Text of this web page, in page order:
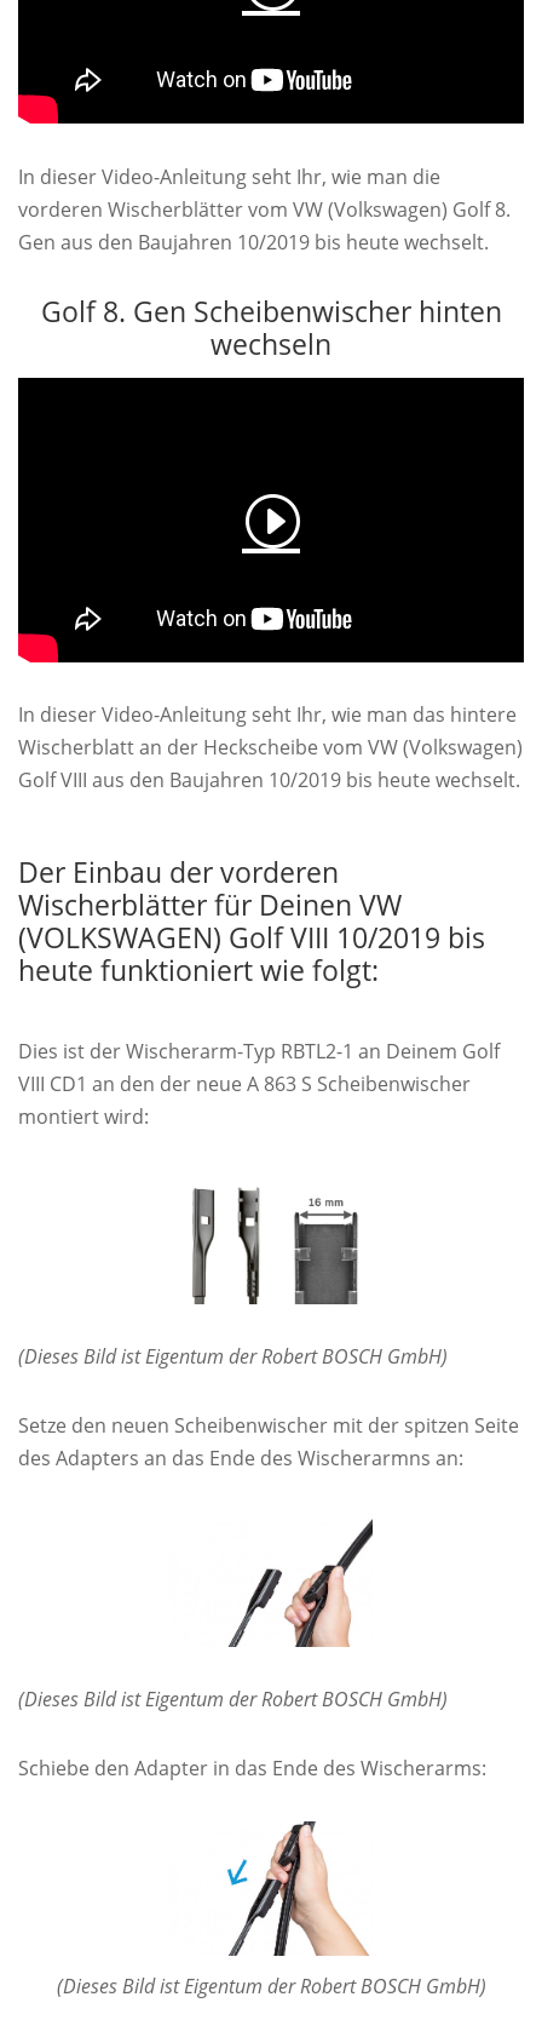
In dieser Video-Anleitung seht Ihr, wie man die
vorderen Wischerblätter vom VW (Volkswagen) Golf 8.
Gen aus den Baujahren 10/2019 bis heute wechselt.
Golf 8. Gen Scheibenwischer hinten
wechseln
In dieser Video-Anleitung seht Ihr, wie man das hintere
Wischerblatt an der Heckscheibe vom VW (Volkswagen)
Golf VIII aus den Baujahren 10/2019 bis heute wechselt.
Der Einbau der vorderen
Wischerblätter für Deinen VW
(VOLKSWAGEN) Golf VIII 10/2019 bis
heute funktioniert wie folgt:
Dies ist der Wischerarm-Typ RBTL2-1 an Deinem Golf
VIII CD1 an den der neue A 863 S Scheibenwischer
montiert wird:
(Dieses Bild ist Eigentum der Robert BOSCH GmbH)
Setze den neuen Scheibenwischer mit der spitzen Seite
des Adapters an das Ende des Wischerarmns an:
(Dieses Bild ist Eigentum der Robert BOSCH GmbH)
Schiebe den Adapter in das Ende des Wischerarms:
(Dieses Bild ist Eigentum der Robert BOSCH GmbH)